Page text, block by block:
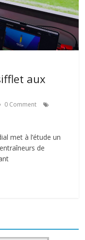
aux
0 Comment
met à l’étude un
de